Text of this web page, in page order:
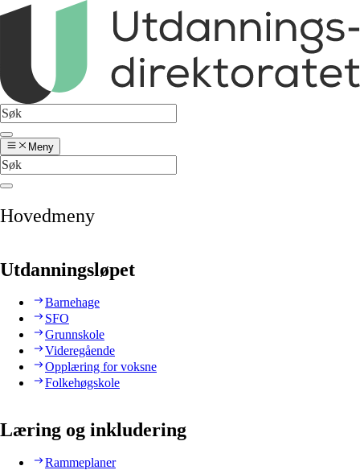
Meny
Hovedmeny
Utdanningsløpet
Barnehage
SFO
Grunnskole
Videregående
Opplæring for voksne
Folkehøgskole
Læring og inkludering
Rammeplaner